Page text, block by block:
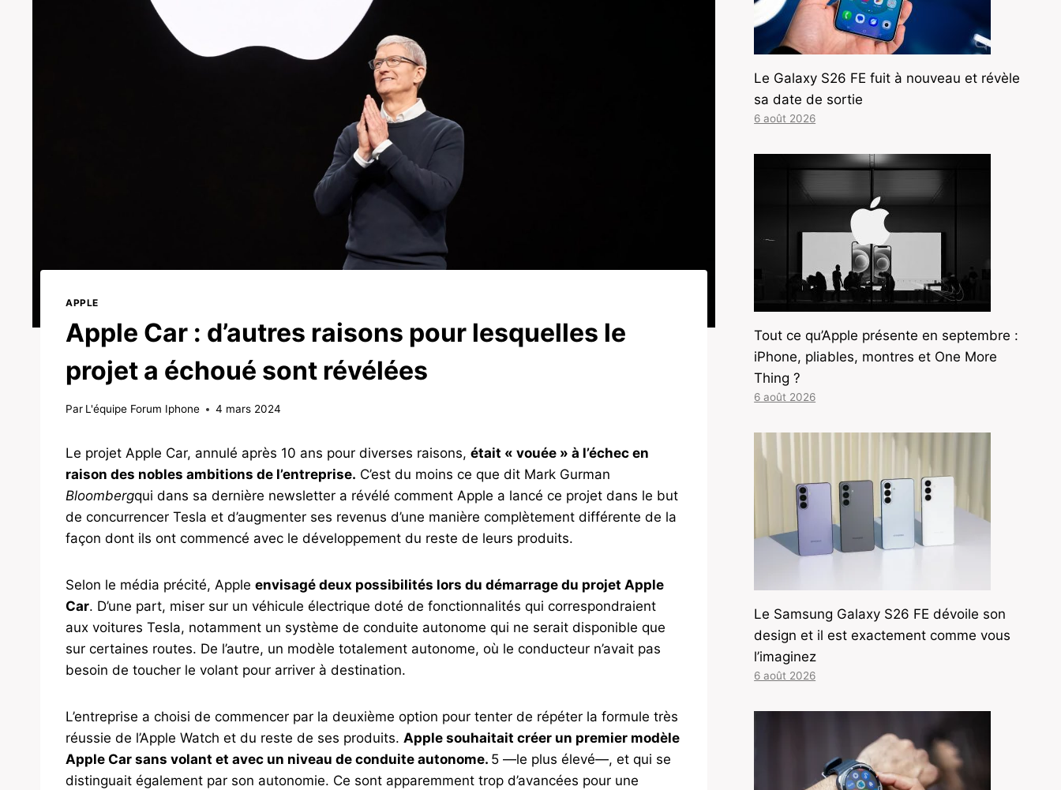
APPLE
Apple Car : d’autres raisons pour lesquelles le
projet a échoué sont révélées
Par L'équipe Forum Iphone 4 mars 2024
Le projet Apple Car, annulé après 10 ans pour diverses raisons, était « vouée » à l’échec en
raison des nobles ambitions de l’entreprise. C’est du moins ce que dit Mark Gurman
Bloombergqui dans sa dernière newsletter a révélé comment Apple a lancé ce projet dans le but
de concurrencer Tesla et d’augmenter ses revenus d’une manière complètement différente de la
façon dont ils ont commencé avec le développement du reste de leurs produits.
Selon le média précité, Apple envisagé deux possibilités lors du démarrage du projet Apple
Car. D’une part, miser sur un véhicule électrique doté de fonctionnalités qui correspondraient
aux voitures Tesla, notamment un système de conduite autonome qui ne serait disponible que
sur certaines routes. De l’autre, un modèle totalement autonome, où le conducteur n’avait pas
besoin de toucher le volant pour arriver à destination.
L’entreprise a choisi de commencer par la deuxième option pour tenter de répéter la formule très
réussie de l’Apple Watch et du reste de ses produits. Apple souhaitait créer un premier modèle
Apple Car sans volant et avec un niveau de conduite autonome. 5 —le plus élevé—, et qui se
distinguait également par son autonomie. Ce sont apparemment trop d’avancées pour une
Le Galaxy S26 FE fuit à nouveau et révèle
sa date de sortie
6 août 2026
Tout ce qu’Apple présente en septembre :
iPhone, pliables, montres et One More
Thing ?
6 août 2026
Le Samsung Galaxy S26 FE dévoile son
design et il est exactement comme vous
l’imaginez
6 août 2026